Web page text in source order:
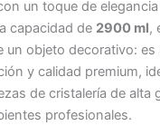
un toque de
capacidad de 2900 ml,
un objeto decorativo: es
y calidad premium,
de cristalería de alta
profesionales.